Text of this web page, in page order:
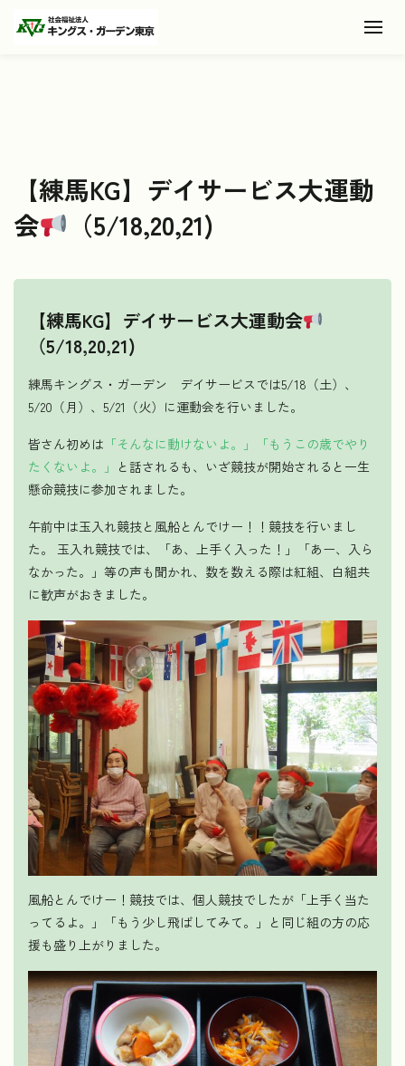
【練馬KG】デイサービス大運動
会
（5/18,20,21)
【練馬KG】デイサービス大運動会
（5/18,20,21)
練馬キングス・ガーデン デイサービスでは5/18（土）、
5/20（月）、5/21（火）に運動会を行いました。
皆さん初めは 「そんなに動けないよ。」「もうこの歳でやり
たくないよ。」 と話されるも、いざ競技が開始されると一生
懸命競技に参加されました。
午前中は玉入れ競技と風船とんでけー！！競技を行いまし
た。 玉入れ競技では、「あ、上手く入った！」「あー、入ら
なかった。」等の声も聞かれ、数を数える際は紅組、白組共
に歓声がおきました。
風船とんでけー！競技では、個人競技でしたが「上手く当た
ってるよ。」「もう少し飛ばしてみて。」と同じ組の方の応
援も盛り上がりました。